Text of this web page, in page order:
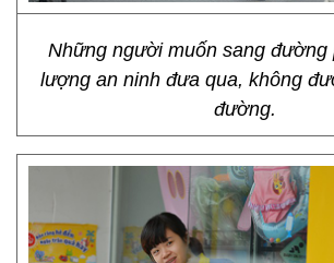
Những người muốn sang đường
lượng an ninh đưa qua, không
đường.